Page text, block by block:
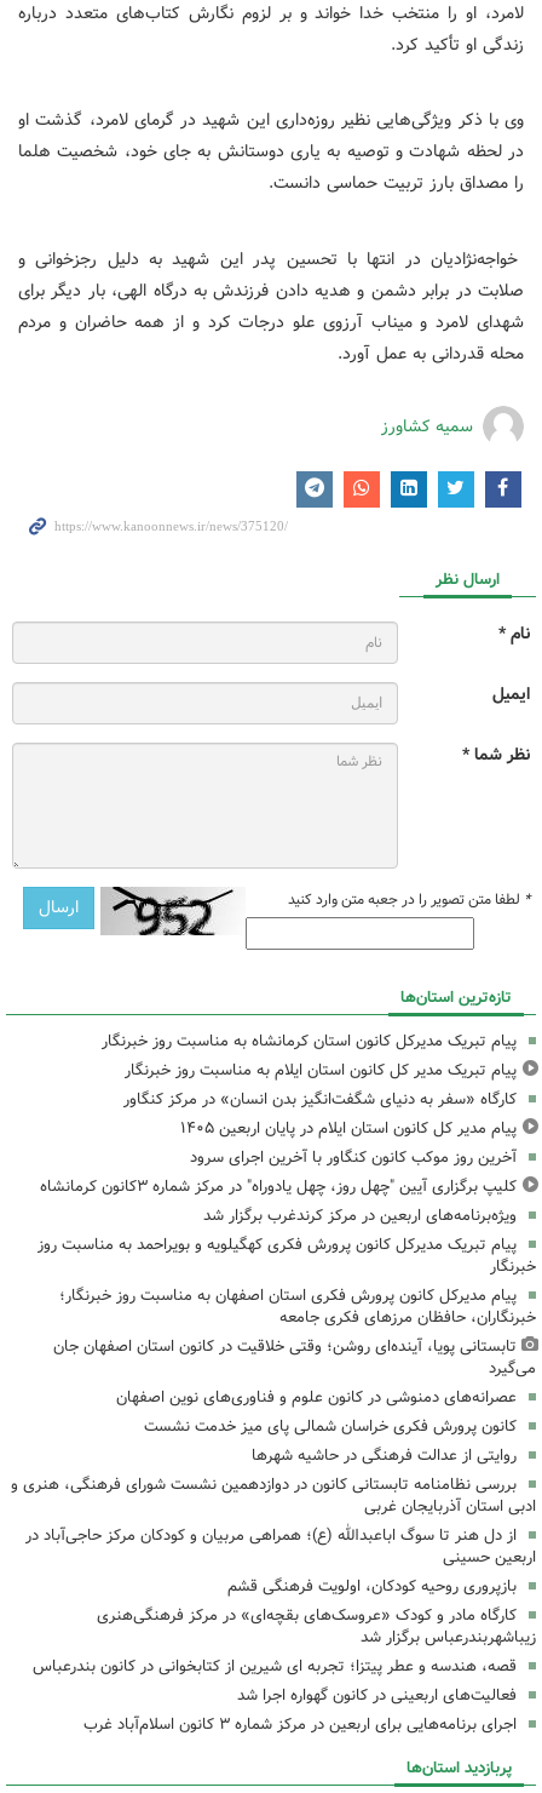
لامرد، او را منتخب خدا خواند و بر لزوم نگارش کتاب‌های متعدد درباره
زندگی او تأکید کرد.
وی با ذکر ویژگی‌هایی نظیر روزه‌داری این شهید در گرمای لامرد، گذشت او
در لحظه شهادت و توصیه به یاری دوستانش به جای خود، شخصیت هلما
را مصداق بارز تربیت حماسی دانست.
خواجه‌نژادیان در انتها با تحسین پدر این شهید به دلیل رجزخوانی و
صلابت در برابر دشمن و هدیه دادن فرزندش به درگاه الهی، بار دیگر برای
شهدای لامرد و میناب آرزوی علو درجات کرد و از همه حاضران و مردم
محله قدردانی به عمل آورد.
سمیه کشاورز
ارسال نظر
نام *
ایمیل
نظر شما *
* لطفا متن تصویر را در جعبه متن وارد کنید
تازه‌ترین استان‌ها
پیام تبریک مدیرکل کانون استان کرمانشاه به مناسبت روز خبرنگار
پیام تبریک مدیر کل کانون استان ایلام به مناسبت روز خبرنگار
کارگاه «سفر به دنیای شگفت‌انگیز بدن انسان» در مرکز کنگاور
پیام مدیر کل کانون استان ایلام در پایان اربعین ۱۴۰۵
آخرین روز موکب کانون کنگاور با آخرین اجرای سرود
کلیپ برگزاری آیین "چهل روز، چهل یادوراه" در مرکز شماره ۳کانون کرمانشاه
ویژه‌برنامه‌های اربعین در مرکز کرندغرب برگزار شد
پیام تبریک مدیرکل کانون پرورش فکری کهگیلویه و بویراحمد به مناسبت روز
خبرنگار
پیام مدیرکل کانون پرورش فکری استان اصفهان به مناسبت روز خبرنگار؛
خبرنگاران، حافظان مرزهای فکری جامعه
تابستانی پویا، آینده‌ای روشن؛ وقتی خلاقیت در کانون استان اصفهان جان
می‌گیرد
عصرانه‌های دمنوشی در کانون علوم و فناوری‌های نوین اصفهان
کانون پرورش فکری خراسان شمالی پای میز خدمت نشست
روایتی از عدالت فرهنگی در حاشیه شهرها
بررسی نظامنامه تابستانی کانون در دوازدهمین نشست شورای فرهنگی، هنری و
ادبی استان آذربایجان غربی
از دل هنر تا سوگ اباعبدالله (ع)؛ همراهی مربیان و کودکان مرکز حاجی‌آباد در
اربعین حسینی
بازپروری روحیه کودکان، اولویت فرهنگی قشم
کارگاه مادر و کودک «عروسک‌های بقچه‌ای» در مرکز فرهنگی‌هنری
زیباشهربندرعباس برگزار شد
قصه، هندسه و عطر پیتزا؛ تجربه ای شیرین از کتابخوانی در کانون بندرعباس
فعالیت‌های اربعینی در کانون گهواره اجرا شد
اجرای برنامه‌هایی برای اربعین در مرکز شماره ۳ کانون اسلام‌آباد غرب
پربازدید استان‌ها